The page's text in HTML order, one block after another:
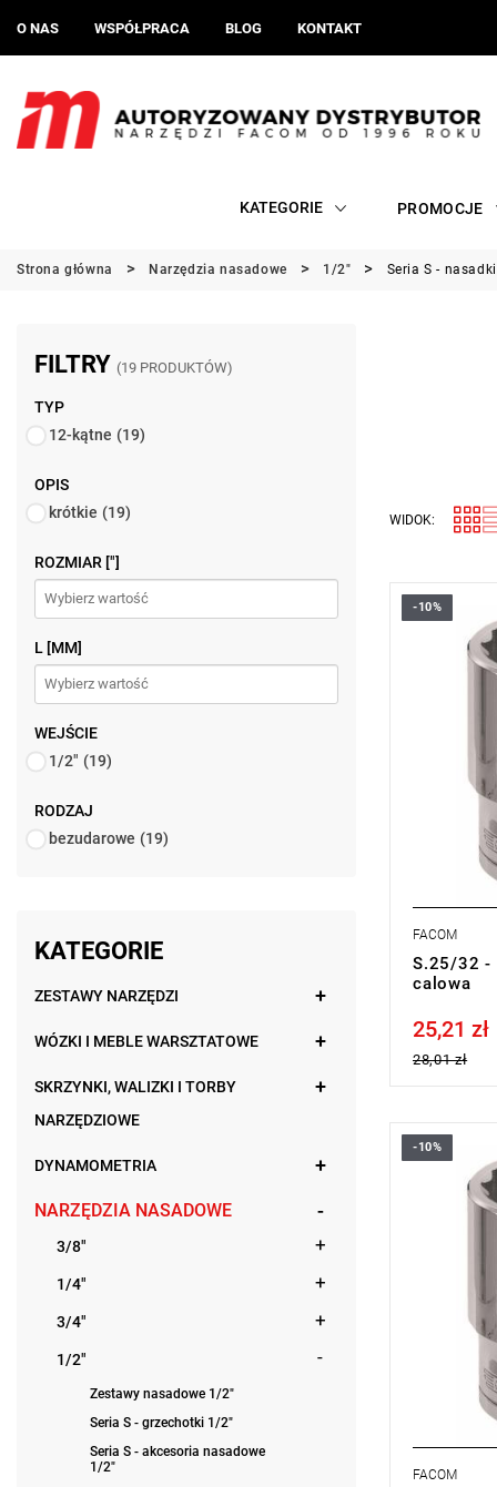
O NAS WSPÓŁPRACA BLOG KONTAKT
KATEGORIE PROMOCJE
Strona główna Narzędzia nasadowe 1/2" Seria S -
FILTRY (19 PRODUKTÓW)
TYP
12-kątne (19)
OPIS
krótkie (19)
ROZMIAR ["]
L [MM]
WEJŚCIE
1/2" (19)
RODZAJ
bezudarowe (19)
KATEGORIE
ZESTAWY NARZĘDZI
WÓZKI I MEBLE WARSZTATOWE
SKRZYNKI, WALIZKI I TORBY
NARZĘDZIOWE
DYNAMOMETRIA
NARZĘDZIA NASADOWE
3/8"
1/4"
3/4"
1/2"
Zestawy nasadowe 1/2"
Seria S - grzechotki 1/2"
Seria S - akcesoria nasadowe
1/2"
WIDOK:
• 25/32 "
• ⧠ 1/2”
• Profil
produktu
-10%
FACOM
S.25/32 -
calowa
Price tax
25,21 zł
28,01 zł
• 1'1/8 "
• ⧠ 1/2”
• Profil
produktu
-10%
FACOM